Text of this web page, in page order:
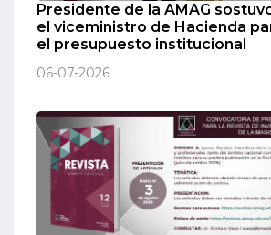
Presidente de la AMAG
el viceministro de Hacienda
el presupuesto institucional
06-07-2026